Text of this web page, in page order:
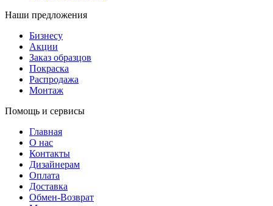
Наши предложения
Бизнесу
Акции
Заказ образцов
Покраска
Распродажа
Монтаж
Помощь и сервисы
Главная
О нас
Контакты
Дизайнерам
Оплата
Доставка
Обмен-Возврат